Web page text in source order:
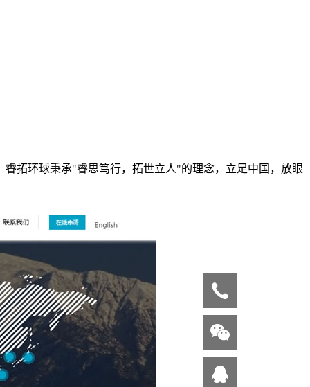
拓环球秉承"睿思笃行，拓世立人"的理念，立足中国，放眼